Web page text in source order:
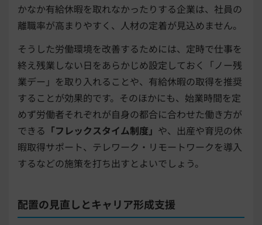
かなか有給休暇を取れなかったりする企業は、社員の
離職率が高まりやすく、人材の定着が見込めません。
そうした労働環境を改善するためには、定時で仕事を
終え残業しない日をあらかじめ設定しておく「ノー残
業デー」を取り入れることや、有給休暇の取得を推奨
することが効果的です。そのほかにも、始業時間を定
めず労働者それぞれが自身の都合に合わせた働き方が
できる 「フレックスタイム制度」 や、出産や育児の休
暇取得サポート、テレワーク・リモートワークを導入
するなどの施策を打ち出すとよいでしょう。
配置の見直しとキャリア形成支援